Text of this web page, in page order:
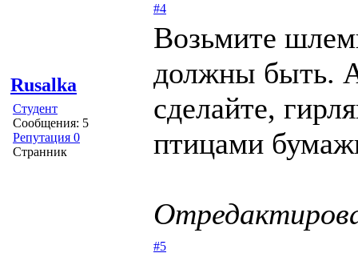
Rusalka
Студент
Сообщения: 5
Репутация 0
Странник
#4
Возьмите
должны быть.
сделайте,
птицами
#5